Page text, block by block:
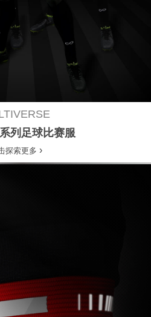
列足球比赛服
探索更多 ›